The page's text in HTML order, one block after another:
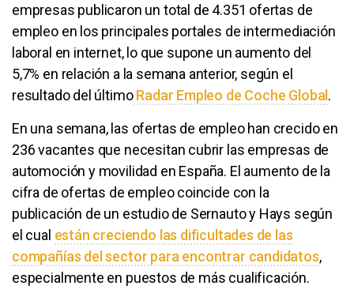
empresas publicaron un total de 4.351 ofertas de
empleo en los principales portales de intermediación
laboral en internet, lo que supone un aumento del
5,7% en relación a la semana anterior, según el
resultado del últimoRadar Empleo de Coche Global.
En una semana, las ofertas de empleo han crecido en
236 vacantes que necesitan cubrir las empresas de
automoción y movilidad en España. El aumento de la
cifra de ofertas de empleo coincide con la
publicación de un estudio de Sernauto y Hays según
el cual están creciendo las dificultades de las
compañías del sector para encontrar candidatos,
especialmente en puestos de más cualificación.